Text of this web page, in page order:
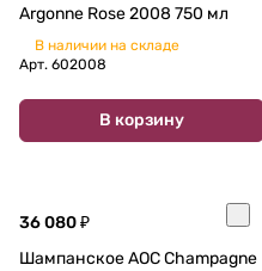
Argonne Rose 2008 750 мл
В наличии на складе
Арт. 602008
В корзину
36 080 ₽
Шампанское AOC Champagne